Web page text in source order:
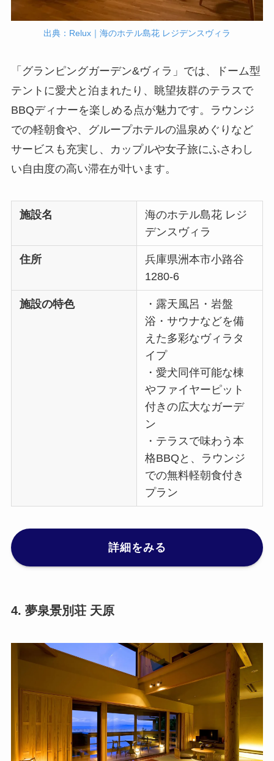
出典：Relux｜海のホテル島花 レジデンスヴィラ
「グランピングガーデン&ヴィラ」では、ドーム型
テントに愛犬と泊まれたり、眺望抜群のテラスで
BBQディナーを楽しめる点が魅力です。ラウンジ
での軽朝食や、グループホテルの温泉めぐりなど
サービスも充実し、カップルや女子旅にふさわし
い自由度の高い滞在が叶います。
施設名
海のホテル島花 レジ
デンスヴィラ
住所
兵庫県洲本市小路谷
1280-6
施設の特色
・露天風呂・岩盤
浴・サウナなどを備
えた多彩なヴィラタ
イプ
・愛犬同伴可能な棟
やファイヤーピット
付きの広大なガーデ
ン
・テラスで味わう本
格BBQと、ラウンジ
での無料軽朝食付き
プラン
詳細をみる
4. 夢泉景別荘 天原